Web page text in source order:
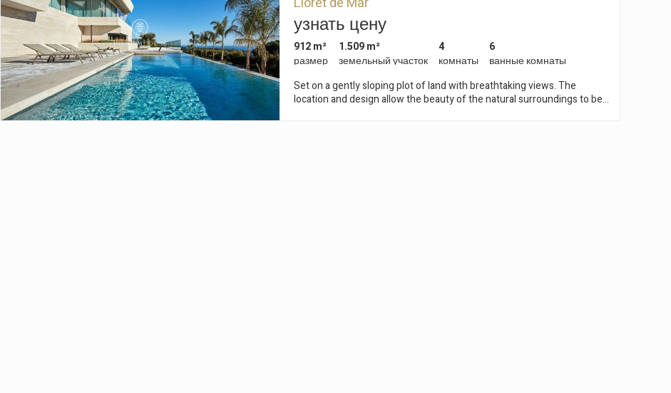
узнать цену
912 m²
размер
1.509 m²
земельный участок
4
комнаты
6
ванные комнаты
Set on a gently sloping plot of land with breathtaking views. The
location and design allow the beauty of the natural surroundings to be
личном выборе пользователя путем постоянного наблюдения за его привычками
просмотра. Благодаря им мы можем узнать привычки просмотра на веб-сайте и
отображать рекламу, связанную с профилем просмотра пользователя.
Сохранить настройки Принять все